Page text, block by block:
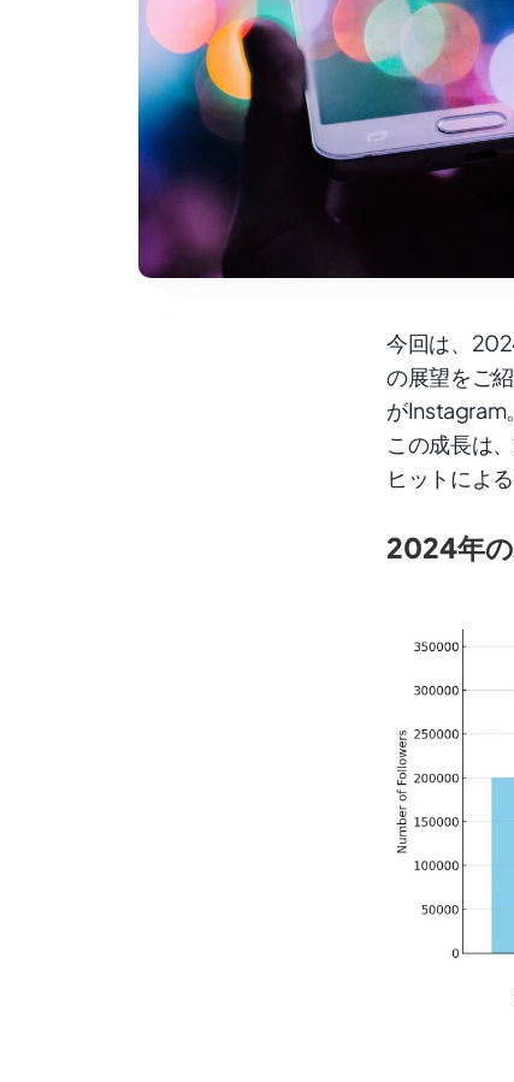
今回は、
の展望をご
がInstagram
この成長は
ヒットによ
2024年